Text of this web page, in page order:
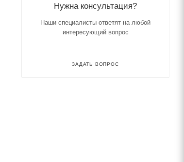
Нужна консультация?
Наши специалисты ответят на любой
интересующий вопрос
ЗАДАТЬ ВОПРОС